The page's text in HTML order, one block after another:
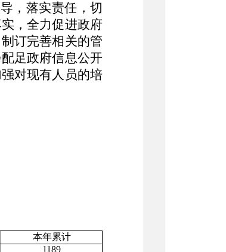
，落实责任，切
，全力促进政府
订完善相关的管
足政府信息公开
对现有人员的培
本年累计
1189